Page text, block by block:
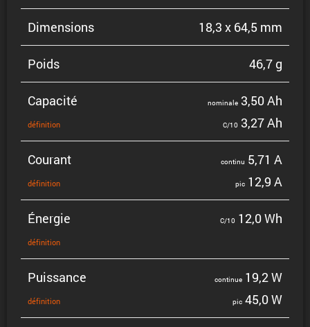
Dimen­sions 18,3 x 64,5 mm
Poids 46,7 g
Capacité
défini­tion
nominale 3,50 Ah
C/10 3,27 Ah
Courant
défini­tion
continu 5,71 A
pic 12,9 A
Énergie
défini­tion
C/10 12,0 Wh
Puissance
défini­tion
continue 19,2 W
pic 45,0 W